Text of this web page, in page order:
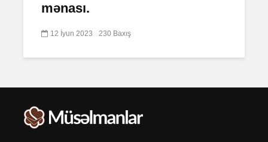
mənası.
12 İyun 2023 230 Baxış